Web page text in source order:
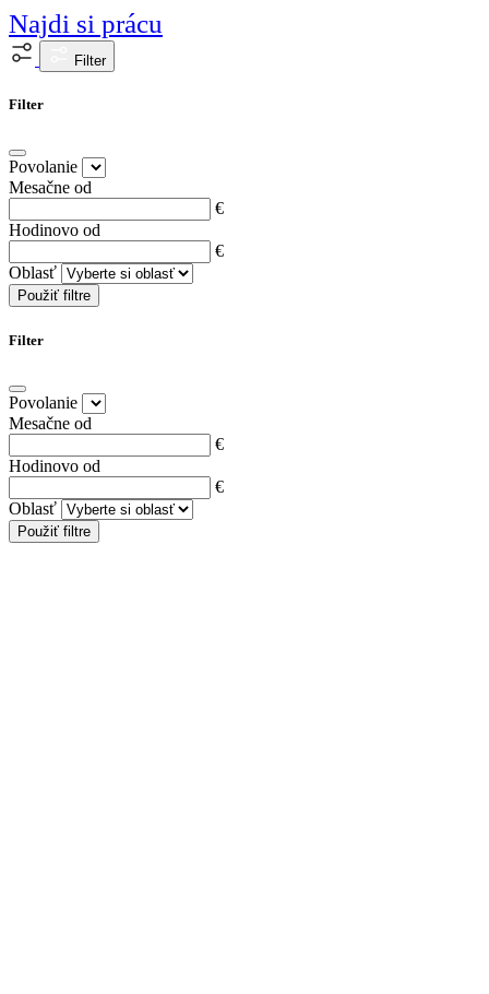
Najdi si prácu
Filter
Filter
Povolanie
Mesačne od
€
Hodinovo od
€
Oblasť
Použiť filtre
Filter
Povolanie
Mesačne od
€
Hodinovo od
€
Oblasť
Použiť filtre